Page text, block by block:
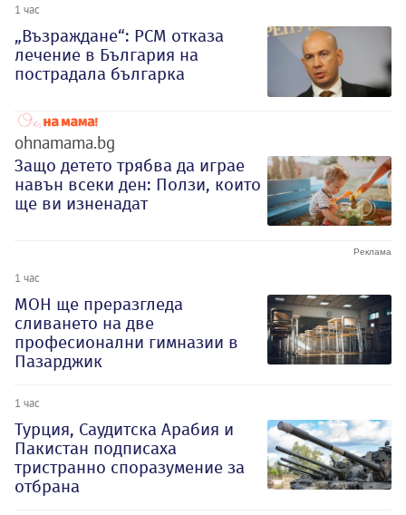
1 час
„Възраждане“: РСМ отказа
лечение в България на
пострадала българка
ohnamama.bg
Защо детето трябва да играе
навън всеки ден: Ползи, които
ще ви изненадат
1 час
МОН ще преразгледа
сливането на две
професионални гимназии в
Пазарджик
1 час
Турция, Саудитска Арабия и
Пакистан подписаха
тристранно споразумение за
отбрана